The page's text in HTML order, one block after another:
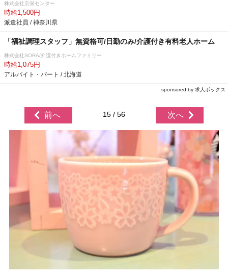
株式会社京栄センター
時給1,500円
派遣社員 / 神奈川県
「福祉調理スタッフ」無資格可/日勤のみ/介護付き有料老人ホーム
株式会社SORA/介護付きホームファミリー
時給1,075円
アルバイト・パート / 北海道
sponsored by 求人ボックス
前へ 15 / 56 次へ